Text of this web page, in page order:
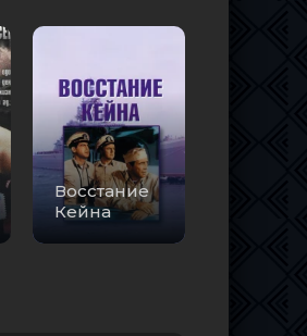
Восстание
Кейна